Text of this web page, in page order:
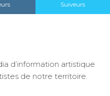
Suiveurs
d’information artistique
de notre territoire.